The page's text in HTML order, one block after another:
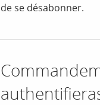
de se désabonner.